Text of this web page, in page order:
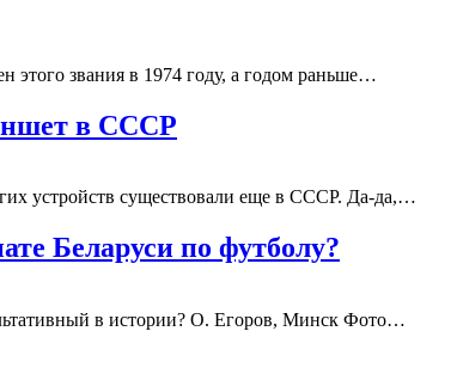
этого звания в 1974 году, а годом раньше…
в СССР
устройств существовали еще в СССР. Да-да,…
Беларуси по футболу?
в истории? О. Егоров, Минск Фото…